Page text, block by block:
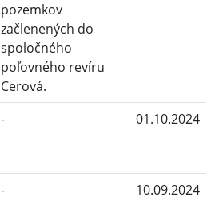
pozemkov
začlenených do
spoločného
poľovného revíru
Cerová.
- 01.10.2024
- 10.09.2024